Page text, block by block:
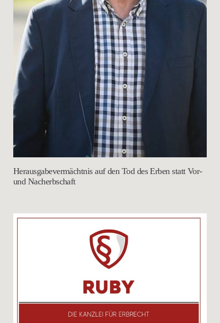
Herausgabevermächtnis auf den Tod des Erben statt Vor-
und Nacherbschaft